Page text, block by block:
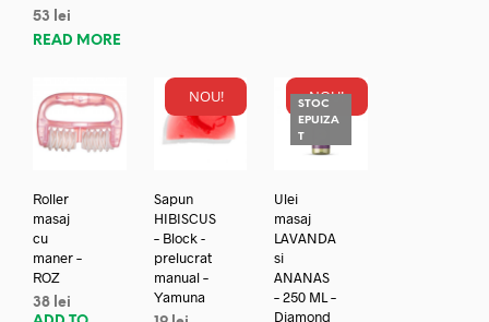
53
lei
READ MORE
Roller
masaj
cu
maner –
ROZ
38 lei
NOU!
Sapun
HIBISCUS
– Block -
prelucrat
manual –
Yamuna
NOU!
STOC
EPUIZA
T
Ulei
masaj
LAVANDA
si
ANANAS
– 250 ML –
Diamond